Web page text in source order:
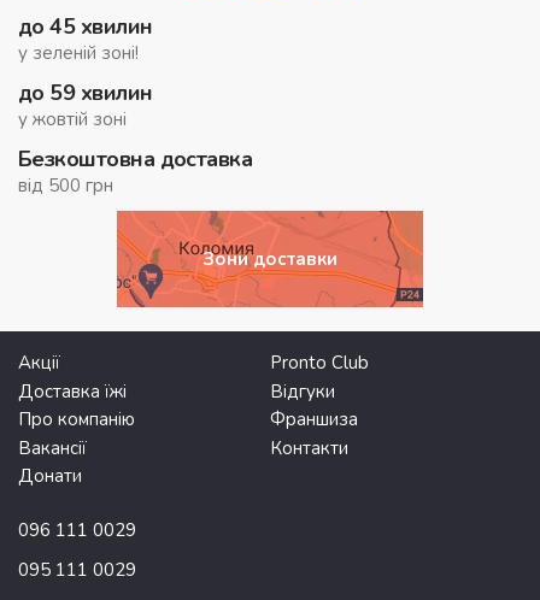
до 45 хвилин
у зеленій зоні!
до 59 хвилин
у жовтій зоні
Безкоштовна доставка
від 500 грн
Зони доставки
Акції
Pronto Club
Доставка їжі
Відгуки
Про компанію
Франшиза
Вакансії
Контакти
Донати
096 111 0029
095 111 0029